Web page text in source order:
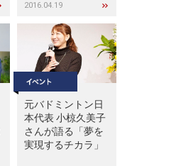
2016.04.19
元バドミントン日
本代表 小椋久美子
さんが語る「夢を
実現するチカラ」